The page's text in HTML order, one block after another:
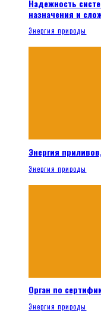
Надежность
назначения и
Энергия природы
Энергия
Энергия природы
Орган по
Энергия природы